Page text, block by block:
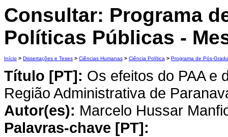
Consultar: Programa
Políticas Públicas -
Início > Dissertações e Teses > Ciências Humanas > Ciência Política > Programa de Pós-
Título [PT]: Os efeitos do PAA e
Região Administrativa de
Autor(es): Marcelo Hussar
Palavras-chave [PT]: